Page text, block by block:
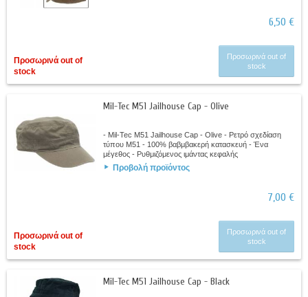
6,50 €
Προσωρινά out of
stock
Προσωρινά out of
stock
Mil-Tec M51 Jailhouse Cap - Olive
- Mil-Tec M51 Jailhouse Cap - Olive - Ρετρό σχεδίαση
τύπου Μ51 - 100% βαβμβακερή κατασκευή - Ένα
μέγεθος - Ρυθμιζόμενος ιμάντας κεφαλής
Προβολή προϊόντος
7,00 €
Προσωρινά out of
stock
Προσωρινά out of
stock
Mil-Tec M51 Jailhouse Cap - Black